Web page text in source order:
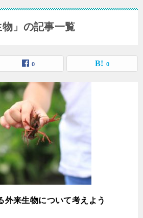
物」の記事一覧
0 0
外来生物について考えよう